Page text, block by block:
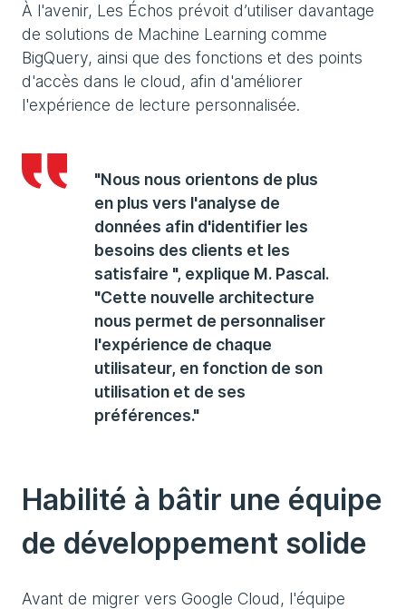
À l'avenir, Les Échos prévoit d’utiliser davantage
de solutions de Machine Learning comme
BigQuery, ainsi que des fonctions et des points
d'accès dans le cloud, afin d'améliorer
l'expérience de lecture personnalisée.
"Nous nous orientons de plus
en plus vers l'analyse de
données afin d'identifier les
besoins des clients et les
satisfaire ", explique M. Pascal.
"Cette nouvelle architecture
nous permet de personnaliser
l'expérience de chaque
utilisateur, en fonction de son
utilisation et de ses
préférences."
Habilité à bâtir une équipe
de développement solide
Avant de migrer vers Google Cloud, l'équipe